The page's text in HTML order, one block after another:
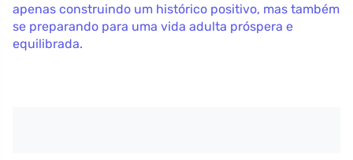
apenas construindo um histórico positivo, mas também
se preparando para uma vida adulta próspera e
equilibrada.